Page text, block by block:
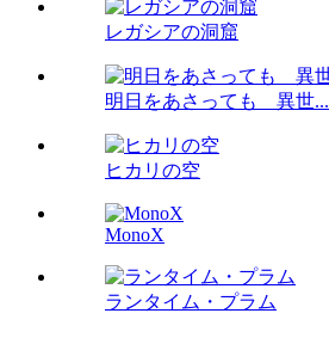
レガシアの洞窟
明日をあさっても 異世...
ヒカリの空
MonoX
ランタイム・プラム